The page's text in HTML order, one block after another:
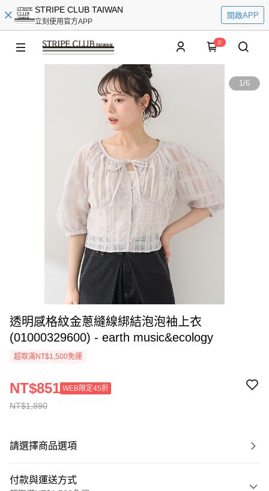
STRIPE CLUB TAIWAN
立刻使用官方APP
開啟APP
0
1/6
透明感格紋金蔥縫線綁結泡泡袖上衣
(01000329600) - earth music&ecology
超取滿NT$1,500免運
NT$1,890
NT$851 WEB限定45折
請選擇商品選項
付款與運送方式